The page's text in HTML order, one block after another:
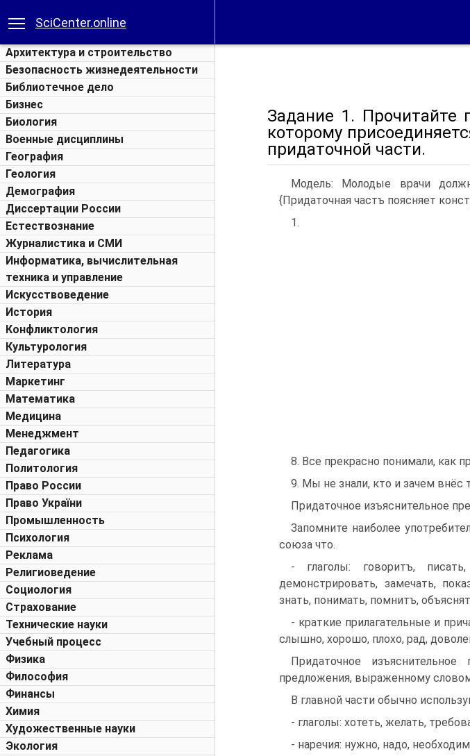
SciCenter.online
Архитектура и строительство
Безопасность жизнедеятельности
Библиотечное дело
Бизнес
Биология
Военные дисциплины
География
Геология
Демография
Диссертации России
Естествознание
Журналистика и СМИ
Информатика, вычислительная
техника и управление
Искусствоведение
История
Конфликтология
Культурология
Литература
Маркетинг
Математика
Медицина
Менеджмент
Педагогика
Политология
Право России
Право України
Промышленность
Психология
Реклама
Религиоведение
Социология
Страхование
Технические науки
Учебный процесс
Физика
Философия
Финансы
Химия
Художественные науки
Экология
Задание 1. Прочитайте
которому
придаточной части.
Модель: Молодые врачи
{Придаточная частъ поясняет
1.
8. Все прекрасно понимали, как
9. Мы не знали, кто и зачем внёс
Придаточное изъяснительное
Запомните наиболее
союза что.
- глаголы: говоритъ,
демонстрировать, замечать,
знать, понимать, помнитъ,
- краткие прилагательные и
слышно, хорошо, плохо, рад,
Придаточное
предложения, выраженному
В главной части обычно
- глаголы: хотеть, желать,
- наречия: нужно, надо,